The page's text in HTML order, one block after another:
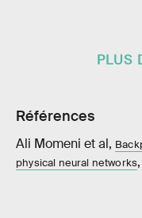
PLUS
Références
Ali Momeni et al,
physical neural networks